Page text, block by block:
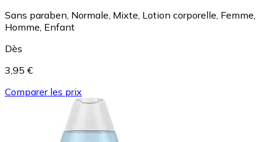
Sans paraben, Normale, Mixte, Lotion corporelle, Femme,
Homme, Enfant
Dès
3,95 €
Comparer les prix